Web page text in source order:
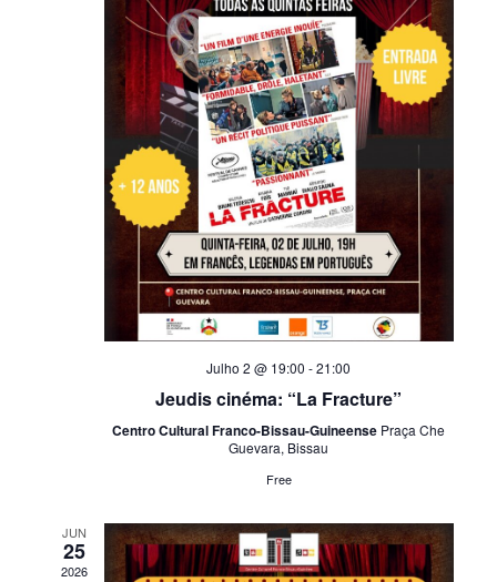
Julho 2 @ 19:00 -21:00
Jeudis cinéma: “La Fracture”
Centro Cultural Franco-Bissau-Guineense Praça Che
Guevara, Bissau
Free
JUN
25
2026